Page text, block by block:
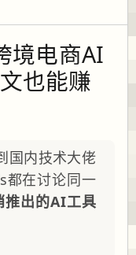
境电商AI
也能赚
国内技术大佬
都在讨论同一
推出的AI工具